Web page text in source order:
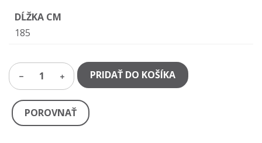
DĹŽKA CM
185
1 PRIDAŤ DO KOŠÍKA
POROVNAŤ